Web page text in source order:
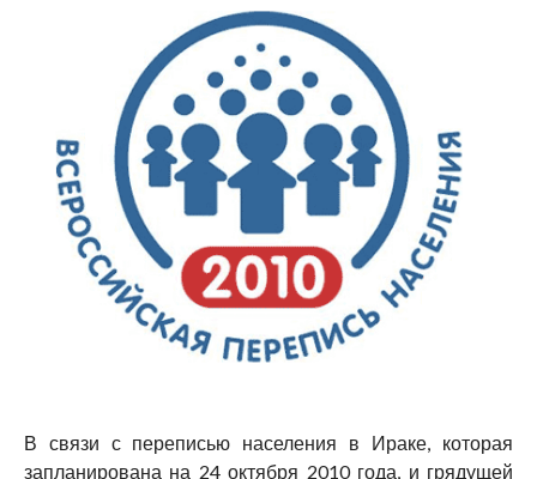
В связи с переписью населения в Ираке, которая
запланирована на 24 октября 2010 года, и грядущей